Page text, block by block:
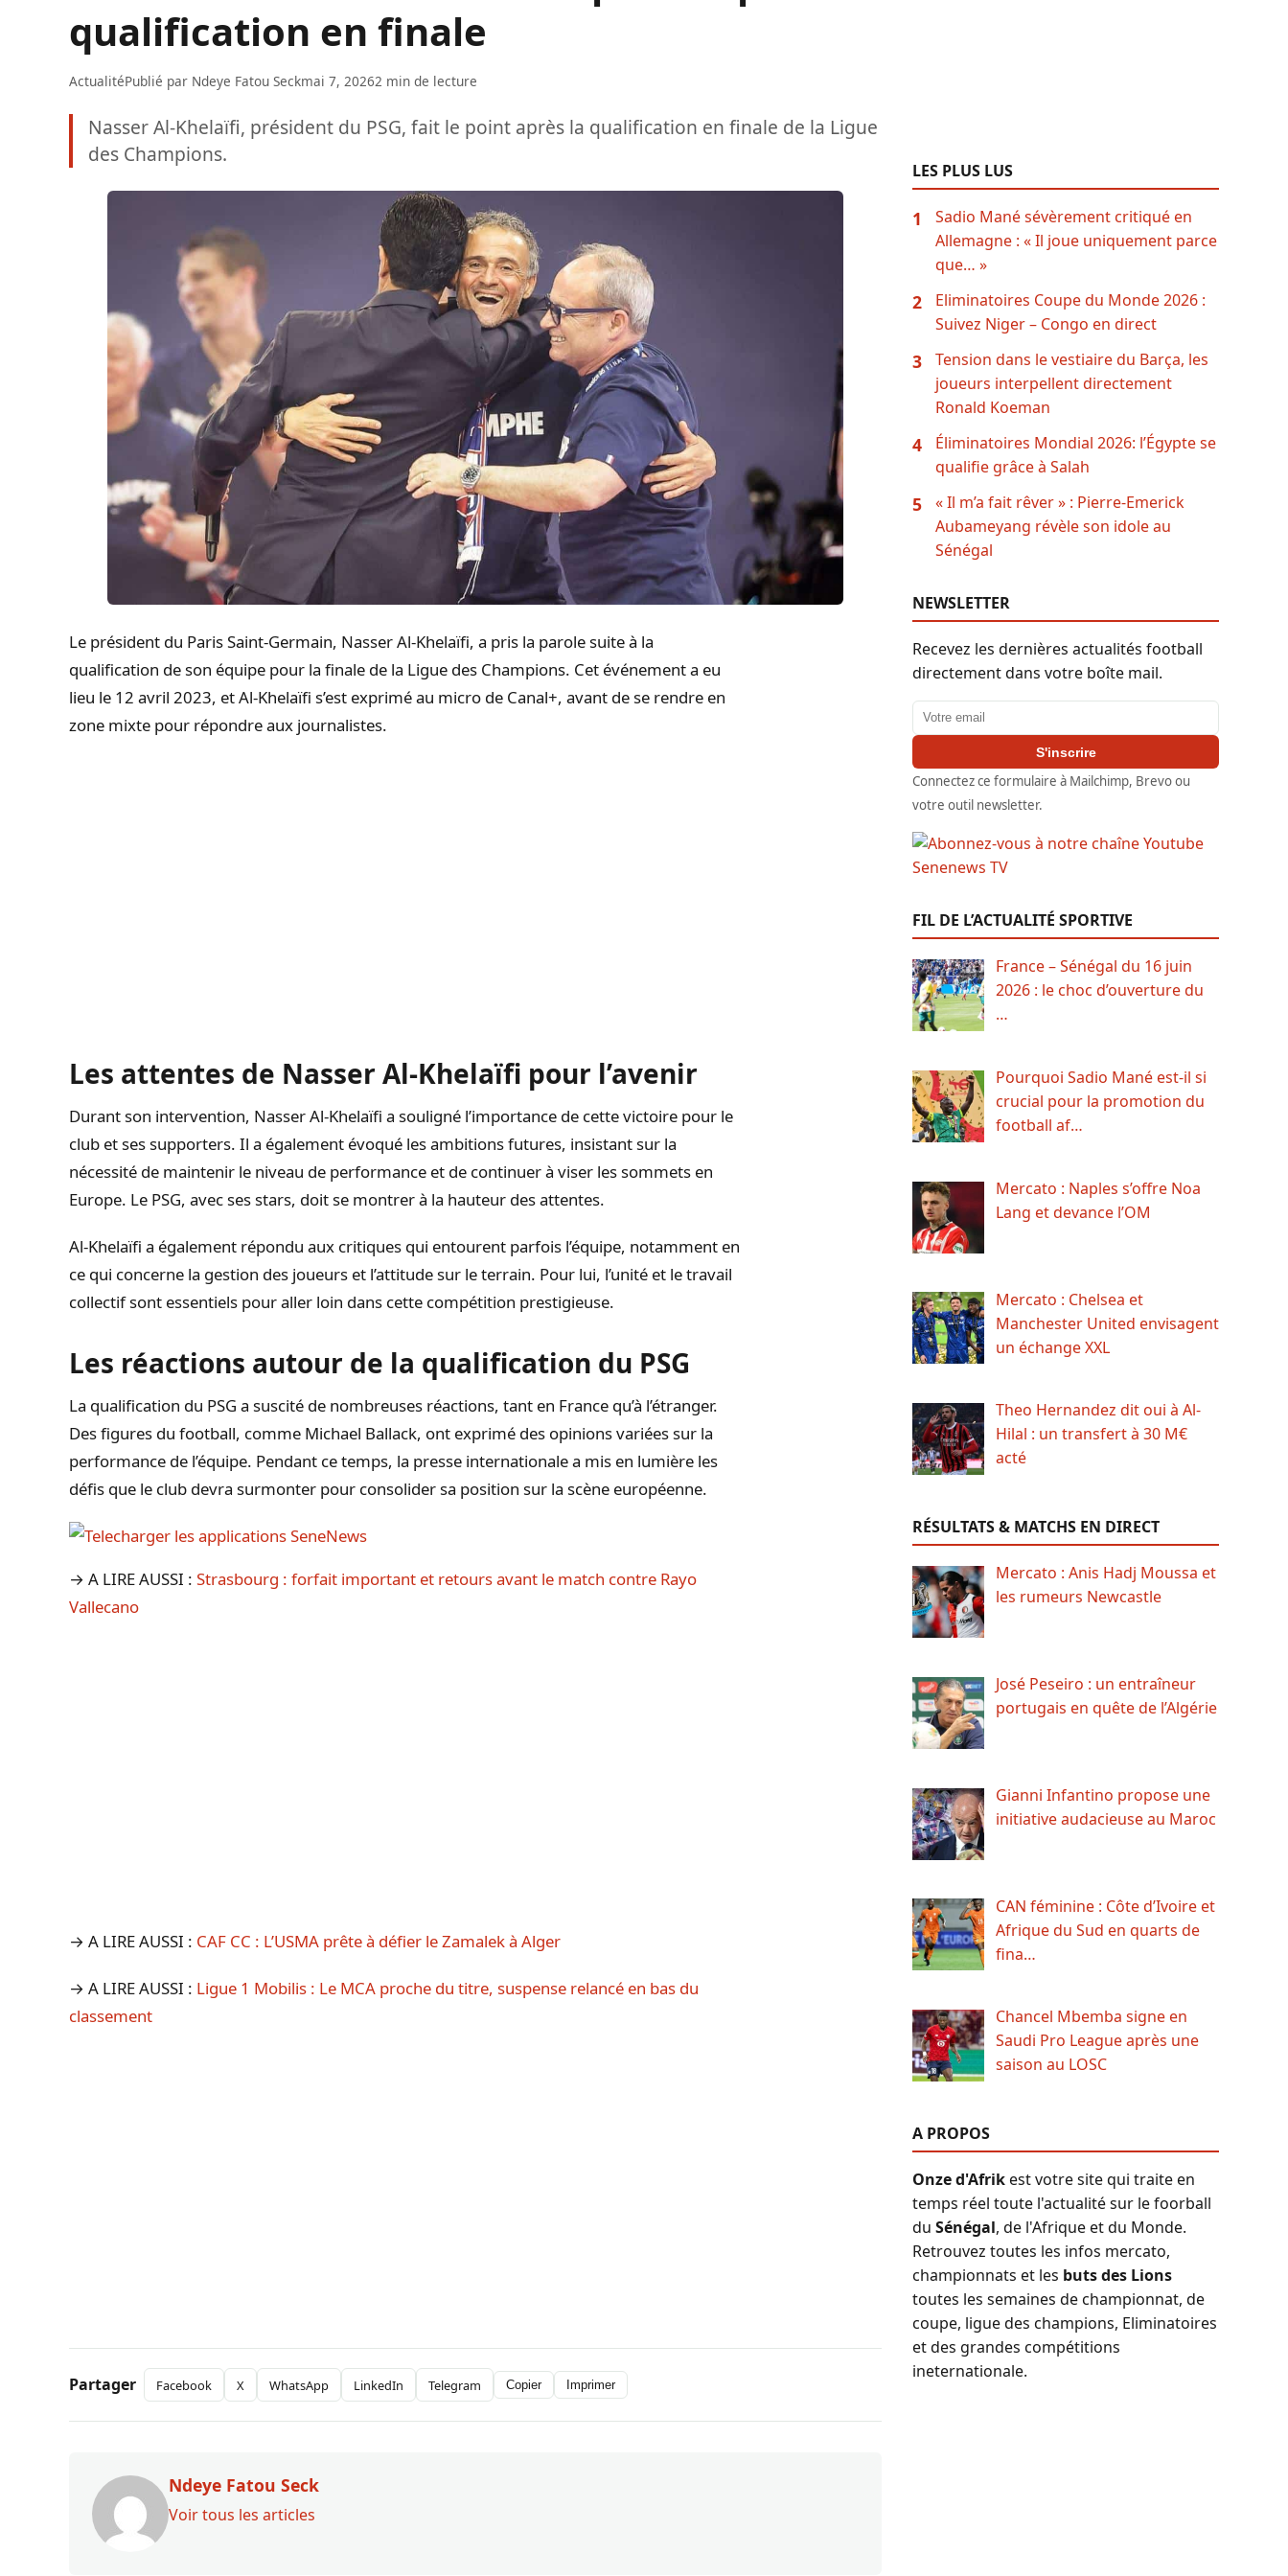
qualification en finale
ActualitéPublié par Ndeye Fatou Seckmai 7, 20262 min de lecture
Nasser Al-Khelaïfi, président du PSG, fait le point après la qualification en finale de la Ligue
des Champions.
Le président du Paris Saint-Germain, Nasser Al-Khelaïfi, a pris la parole suite à la
qualification de son équipe pour la finale de la Ligue des Champions. Cet événement a eu
lieu le 12 avril 2023, et Al-Khelaïfi s’est exprimé au micro de Canal+, avant de se rendre en
zone mixte pour répondre aux journalistes.
Les attentes de Nasser Al-Khelaïfi pour l’avenir
Durant son intervention, Nasser Al-Khelaïfi a souligné l’importance de cette victoire pour le
club et ses supporters. Il a également évoqué les ambitions futures, insistant sur la
nécessité de maintenir le niveau de performance et de continuer à viser les sommets en
Europe. Le PSG, avec ses stars, doit se montrer à la hauteur des attentes.
Al-Khelaïfi a également répondu aux critiques qui entourent parfois l’équipe, notamment en
ce qui concerne la gestion des joueurs et l’attitude sur le terrain. Pour lui, l’unité et le travail
collectif sont essentiels pour aller loin dans cette compétition prestigieuse.
Les réactions autour de la qualification du PSG
La qualification du PSG a suscité de nombreuses réactions, tant en France qu’à l’étranger.
Des figures du football, comme Michael Ballack, ont exprimé des opinions variées sur la
performance de l’équipe. Pendant ce temps, la presse internationale a mis en lumière les
défis que le club devra surmonter pour consolider sa position sur la scène européenne.
→ A LIRE AUSSI : Strasbourg : forfait important et retours avant le match contre Rayo
Vallecano
→ A LIRE AUSSI : CAF CC : L’USMA prête à défier le Zamalek à Alger
→ A LIRE AUSSI : Ligue 1 Mobilis : Le MCA proche du titre, suspense relancé en bas du
classement
Partager Facebook X WhatsApp LinkedIn Telegram Copier Imprimer
Ndeye Fatou Seck
Voir tous les articles
LES PLUS LUS
1
Sadio Mané sévèrement critiqué en
Allemagne : « Il joue uniquement parce
que… »
2
Eliminatoires Coupe du Monde 2026 :
Suivez Niger – Congo en direct
3
Tension dans le vestiaire du Barça, les
joueurs interpellent directement
Ronald Koeman
4
Éliminatoires Mondial 2026: l’Égypte se
qualifie grâce à Salah
5
« Il m’a fait rêver » : Pierre-Emerick
Aubameyang révèle son idole au
Sénégal
NEWSLETTER
Recevez les dernières actualités football
directement dans votre boîte mail.
Adresse email
S'inscrire
Connectez ce formulaire à Mailchimp, Brevo ou
votre outil newsletter.
FIL DE L’ACTUALITÉ SPORTIVE
France – Sénégal du 16 juin
2026 : le choc d’ouverture du
…
Pourquoi Sadio Mané est-il si
crucial pour la promotion du
football af…
Mercato : Naples s’offre Noa
Lang et devance l’OM
Mercato : Chelsea et
Manchester United envisagent
un échange XXL
Theo Hernandez dit oui à Al-
Hilal : un transfert à 30 M€
acté
RÉSULTATS & MATCHS EN DIRECT
Mercato : Anis Hadj Moussa et
les rumeurs Newcastle
José Peseiro : un entraîneur
portugais en quête de l’Algérie
Gianni Infantino propose une
initiative audacieuse au Maroc
CAN féminine : Côte d’Ivoire et
Afrique du Sud en quarts de
fina…
Chancel Mbemba signe en
Saudi Pro League après une
saison au LOSC
A PROPOS
Onze d'Afrikest votre site qui traite en
temps réel toute l'actualité sur le foorball
du Sénégal, de l'Afrique et du Monde.
Retrouvez toutes les infos mercato,
championnats et les buts des Lions
toutes les semaines de championnat, de
coupe, ligue des champions, Eliminatoires
et des grandes compétitions
ineternationale.